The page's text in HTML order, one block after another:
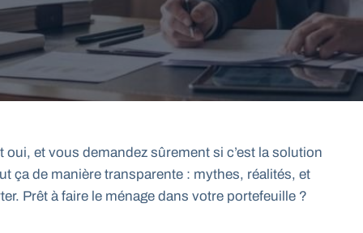
et vous demandez sûrement si c’est la solution
ça de manière transparente : mythes, réalités, et
Prêt à faire le ménage dans votre portefeuille ?